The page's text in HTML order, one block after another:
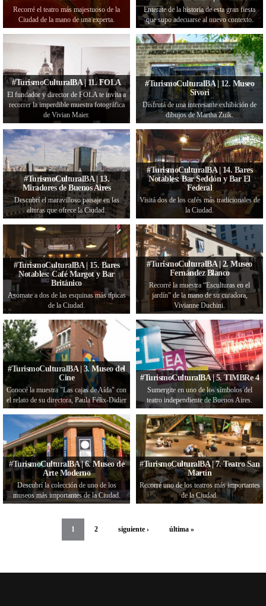
Recorré el teatro más majestuoso de la
Ciudad de la mano de una experta.
Enterate de la historia de esta gran fiesta
que supo adecuarse al nuevo contexto.
#TurismoCulturalBA | 11. FOLA
El fundador y director de FOLA te invita a
recorrer la imperdible muestra fotográfica
de Vivian Maier.
#TurismoCulturalBA | 12. Museo
Sívori
Disfrutá de una interesante exhibición de
dibujos de Martha Zuik.
#TurismoCulturalBA | 13.
Miradores de Buenos Aires
Descubrí el maravilloso paisaje en las
alturas que ofrece la Ciudad.
#TurismoCulturalBA | 14. Bares
Notables: Bar Seddón y Bar El
Federal
Visitá dos de los cafés más tradicionales de
la Ciudad.
#TurismoCulturalBA | 15. Bares
Notables: Café Margot y Bar
Británico
Asomate a dos de las esquinas más típicas
de la Ciudad.
#TurismoCulturalBA | 2. Museo
Fernández Blanco
Recorré la muestra “Esculturas en el
jardín” de la mano de su curadora,
Vivianne Duchini.
#TurismoCulturalBA | 3. Museo del
Cine
Conocé la muestra "Las cajas de Aída" con
el relato de su directora, Paula Félix-Didier
#TurismoCulturalBA | 5. TIMBRe 4
Sumergite en uno de los símbolos del
teatro independiente de Buenos Aires.
#TurismoCulturalBA | 6. Museo de
Arte Moderno
Descubrí la colección de uno de los
museos más importantes de la Ciudad.
#TurismoCulturalBA | 7. Teatro San
Martín
Recorré uno de los teatros más importantes
de la Ciudad.
1 2 siguiente › última »